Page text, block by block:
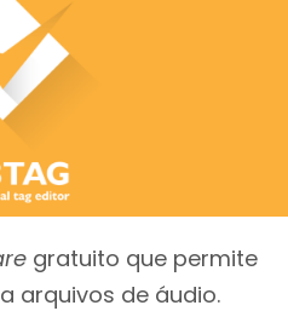
gratuito que permite
arquivos de áudio.